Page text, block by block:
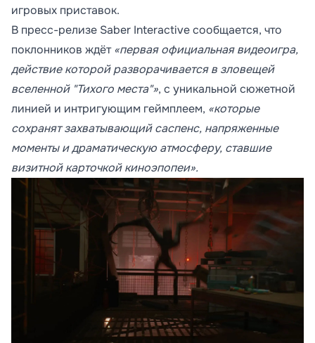
игровых приставок.
В пресс-релизе Saber Interactive сообщается, что
поклонников ждёт «первая официальная видеоигра,
действие которой разворачивается в зловещей
вселенной "Тихого места"», с уникальной сюжетной
линией и интригующим геймплеем, «которые
сохранят захватывающий саспенс, напряженные
моменты и драматическую атмосферу, ставшие
визитной карточкой киноэпопеи».